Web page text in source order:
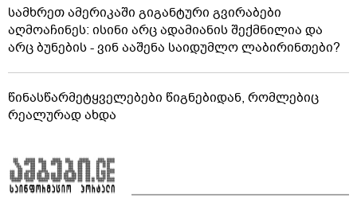
სამხრეთ ამერიკაში გიგანტური გვირაბები
აღმოაჩინეს: ისინი არც ადამიანის შექმნილია და
არც ბუნების - ვინ ააშენა საიდუმლო ლაბირინთები?
წინასწარმეტყველებები წიგნებიდან, რომლებიც
რეალურად ახდა